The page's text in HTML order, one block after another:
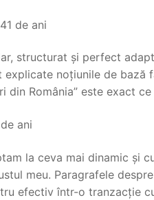
de ani
structurat și perfect
explicate noțiunile de bază
din România” este exact
ani
la ceva mai dinamic și
meu. Paragrafele
efectiv într-o tranzacție